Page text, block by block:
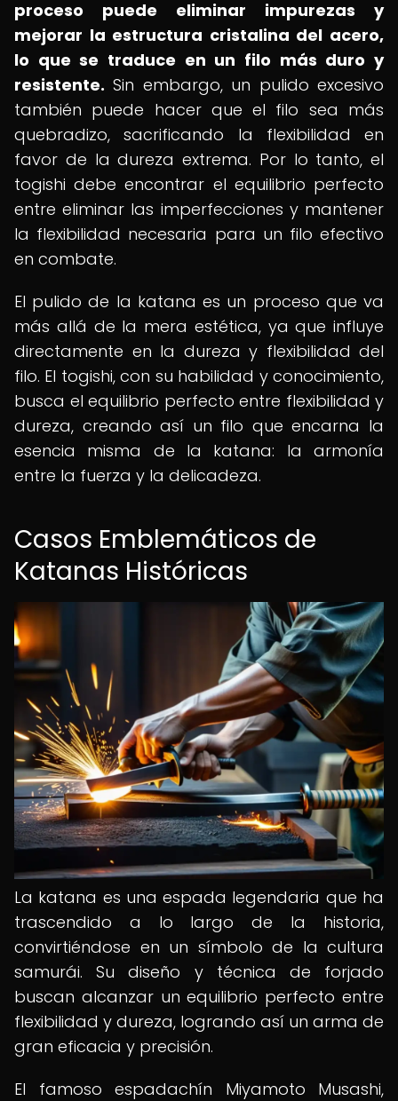
proceso puede eliminar impurezas y
mejorar la estructura cristalina del acero,
lo que se traduce en un filo más duro y
resistente. Sin embargo, un pulido excesivo
también puede hacer que el filo sea más
quebradizo, sacrificando la flexibilidad en
favor de la dureza extrema. Por lo tanto, el
togishi debe encontrar el equilibrio perfecto
entre eliminar las imperfecciones y mantener
la flexibilidad necesaria para un filo efectivo
en combate.
El pulido de la katana es un proceso que va
más allá de la mera estética, ya que influye
directamente en la dureza y flexibilidad del
filo. El togishi, con su habilidad y conocimiento,
busca el equilibrio perfecto entre flexibilidad y
dureza, creando así un filo que encarna la
esencia misma de la katana: la armonía
entre la fuerza y la delicadeza.
Casos Emblemáticos de
Katanas Históricas
La katana es una espada legendaria que ha
trascendido a lo largo de la historia,
convirtiéndose en un símbolo de la cultura
samurái. Su diseño y técnica de forjado
buscan alcanzar un equilibrio perfecto entre
flexibilidad y dureza, logrando así un arma de
gran eficacia y precisión.
El famoso espadachín Miyamoto Musashi,